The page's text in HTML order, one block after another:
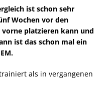
ist schon sehr
Wochen vor den
platzieren kann und
ist das schon mal ein
als in vergangenen